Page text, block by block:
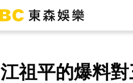
江祖平的爆料